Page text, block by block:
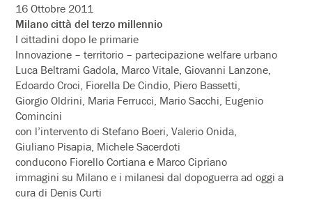
16 Ottobre 2011
Milano città del terzo millennio
I cittadini dopo le primarie
Innovazione – territorio – partecipazione welfare urbano
Luca Beltrami Gadola, Marco Vitale, Giovanni Lanzone,
Edoardo Croci, Fiorella De Cindio, Piero Bassetti,
Giorgio Oldrini, Maria Ferrucci, Mario Sacchi, Eugenio
Comincini
con l’intervento di Stefano Boeri, Valerio Onida,
Giuliano Pisapia, Michele Sacerdoti
conducono Fiorello Cortiana e Marco Cipriano
immagini su Milano e i milanesi dal dopoguerra ad oggi a
cura di Denis Curti